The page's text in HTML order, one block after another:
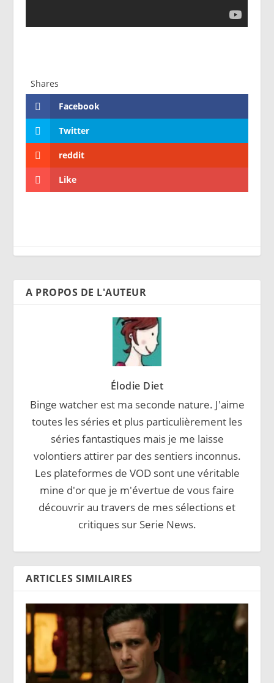
Shares
Facebook
Twitter
reddit
Like
A PROPOS DE L'AUTEUR
Élodie Diet
Binge watcher est ma seconde nature. J'aime
toutes les séries et plus particulièrement les
séries fantastiques mais je me laisse
volontiers attirer par des sentiers inconnus.
Les plateformes de VOD sont une véritable
mine d'or que je m'évertue de vous faire
découvrir au travers de mes sélections et
critiques sur Serie News.
ARTICLES SIMILAIRES